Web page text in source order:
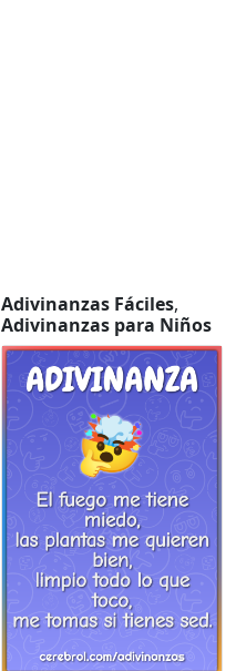
Adivinanzas Fáciles,
Adivinanzas para Niños